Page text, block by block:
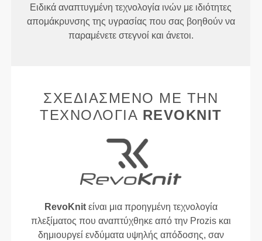
Ειδικά αναπτυγμένη τεχνολογία ινών με ιδιότητες
απομάκρυνσης της υγρασίας που σας βοηθούν να
παραμένετε στεγνοί και άνετοι.
ΣΧΕΔΙΑΣΜΈΝΟ ΜΕ ΤΗΝ
ΤΕΧΝΟΛΟΓΊΑ REVOKNIT
RevoKnitείναι μια προηγμένη τεχνολογία
πλεξίματος που αναπτύχθηκε από την Prozis και
δημιουργεί ενδύματα υψηλής απόδοσης, σαν